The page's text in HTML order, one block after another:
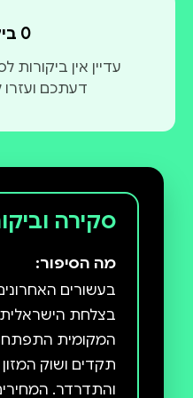
0 ביקורות
עדיין אין
דעתכם ועזרו
סקירה
מה הסיפור:
בעשורים
בצלחת הישראלית:
המקומית
תקדים ושוק
והתדרדר.